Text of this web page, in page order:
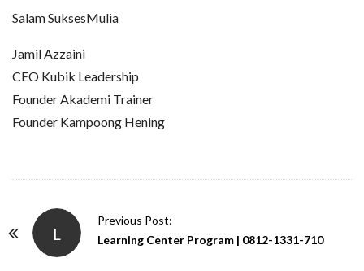
Salam SuksesMulia
Jamil Azzaini
CEO Kubik Leadership
Founder Akademi Trainer
Founder Kampoong Hening
L
Previous Post:
Learning Center Program | 0812-1331-710